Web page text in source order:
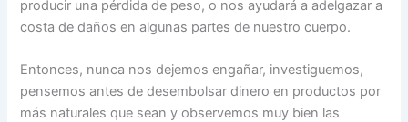
producir una pérdida de peso, o nos ayudará a adelgazar a
costa de daños en algunas partes de nuestro cuerpo.
Entonces, nunca nos dejemos engañar, investiguemos,
pensemos antes de desembolsar dinero en productos por
más naturales que sean y observemos muy bien las